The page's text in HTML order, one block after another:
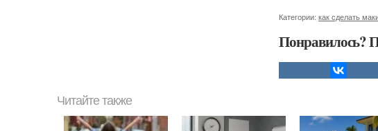
Категории: как сделать
Понравилось?
Читайте также